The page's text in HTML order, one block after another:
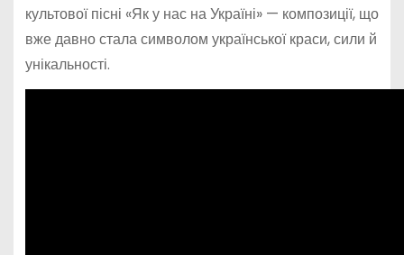
культової пісні «Як у нас на Україні» — композиції, що
вже давно стала символом української краси, сили й
унікальності.